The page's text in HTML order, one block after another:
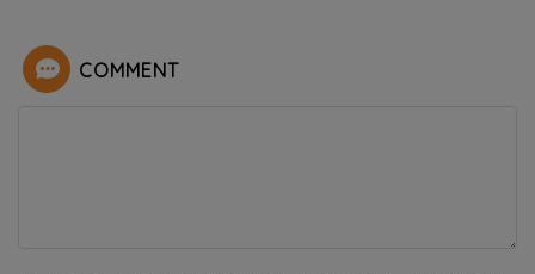
COMMENT